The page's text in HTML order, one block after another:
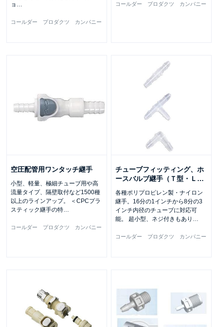
ョ
コールダー プロダクツ カンパニー
コールダー プロダクツ カンパニー
空圧配管用ワンタッチ継手
小型、軽量、極細チューブ用や高
流量タイプ、隔壁取付など1500種
以上のラインアップ。 ＜CPCプラ
スティック継手の特…
コールダー プロダクツ カンパニー
チューブフィッティング、ホ
ースバルブ継手（Ｔ型・Ｌ …
各種ポリプロピレン製・ナイロン
継手。16分の1インチから8分の3
インチ内径のチューブに対応可
能。 超小型、ネジ付きもあり …
コールダー プロダクツ カンパニー